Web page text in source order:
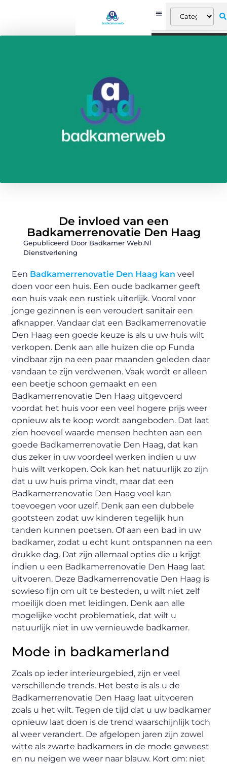
De invloed van een
Badkamerrenovatie Den Haag
Gepubliceerd Door Badkamer Web.nl
Dienstverlening
Een Badkamerrenovatie Den Haag kan veel
doen voor een huis. Een oude badkamer geeft
een huis vaak een rustiek uiterlijk. Vooral voor
jonge gezinnen is een veroudert sanitair een
afknapper. Vandaar dat een Badkamerrenovatie
Den Haag een goede keuze is als u uw huis wilt
verkopen. Denk aan alle huizen die op Funda
vindbaar zijn na een paar maanden geleden daar
vandaan te zijn verdwenen. Vaak wordt er alleen
een beetje schoon gemaakt en een
Badkamerrenovatie Den Haag uitgevoerd
voordat het huis voor een veel hogere prijs weer
opnieuw als te koop wordt aangeboden. Dat laat
zien hoeveel waarde mensen hechten aan een
goede Badkamerrenovatie Den Haag, dat kan
dus zeker in uw voordeel werken indien u uw
huis wilt verkopen. Ook kan het natuurlijk zo zijn
dat u uw huis prima vindt, maar dat een
Badkamerrenovatie Den Haag veel kan
toevoegen voor uzelf. Denk aan een dubbele
gootsteen zodat uw kinderen tegelijk hun
tanden kunnen poetsen. Of aan een bad in uw
badkamer, zodat u echt kunt ontspannen na een
drukke dag. Dat zijn allemaal opties die u krijgt
indien u een Badkamerrenovatie Den Haag laat
uitvoeren. Deze Badkamerrenovatie Den Haag is
sowieso fijn om uit te besteden, u wilt niet zelf
moeilijk doen met leidingen. Denk aan alle
mogelijke vocht problematiek, dat wilt u
natuurlijk niet in uw vernieuwde badkamer.
Mode in badkamerland
Zoals op ieder interieurgebied, zijn er veel
verschillende trends. Het beste is als u de
Badkamerrenovatie Den Haag laat uitvoeren
zoals u het wilt. Tegen de tijd dat u uw badkamer
opnieuw laat doen is de trend waarschijnlijk toch
al weer verandert. De afgelopen jaren zijn zowel
witte als zwarte badkamers in de mode geweest
en nu neigen we weer naar blauw. Kort om: niet